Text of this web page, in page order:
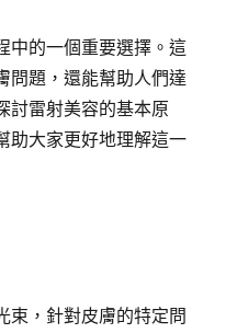
中的一個重要選擇。這
問題，還能幫助人們達
討雷射美容的基本原
助大家更好地理解這一
束，針對皮膚的特定問